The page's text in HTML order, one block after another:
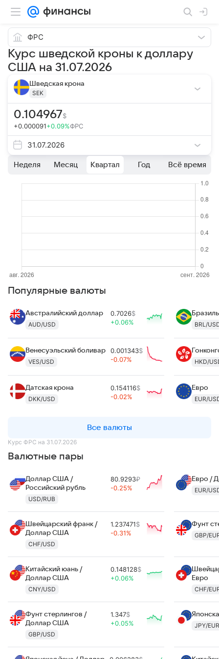
Курс шведской кроны к доллару
США на 31.07.2026
ФРС
Шведская крона
SEK
0.104967$
+0.000091+0.09%ФРС
31.07.2026
Неделя Месяц Квартал Год Всё время
Популярные валюты
Австралийский доллар
AUD/USD
0.7026$
+0.06%
BRL/
Венесуэльский боливар
VES/USD
0.001343$
-0.07%
HKD/
Датская крона
DKK/USD
0.154116$
-0.02%
Евро
EUR/
Все валюты
Курс ФРС на 31.07.2026
Валютные пары
Доллар США /
Российский рубль
USD/RUB
80.9293₽
-0.25%
Евро /
EUR/
Швейцарский франк /
Доллар США
CHF/USD
1.237471$
-0.31%
Фунт
GBP/
Китайский юань /
Доллар США
CNY/USD
0.148128$
+0.06%
Евро
CHF/
Фунт стерлингов /
Доллар США
GBP/USD
1.347$
+0.05%
JPY/EUR